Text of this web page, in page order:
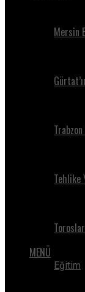
Mersin
Trabzon
Tehlike
MENÜ
Eğitim